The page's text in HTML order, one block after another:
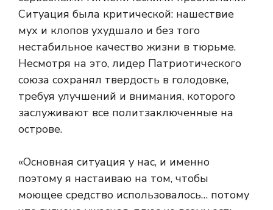
Ситуация была критической: нашествие
мух и клопов ухудшало и без того
нестабильное качество жизни в тюрьме.
Несмотря на это, лидер Патриотического
союза сохранял твердость в голодовке,
требуя улучшений и внимания, которого
заслуживают все политзаключенные на
острове.
«Основная ситуация у нас, и именно
поэтому я настаиваю на том, чтобы
моющее средство использовалось… потому